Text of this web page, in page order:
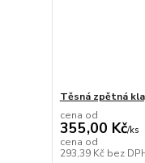
Těsná zpětná
cena od
355,00 Kč/ks
cena od
293,39 Kč bez